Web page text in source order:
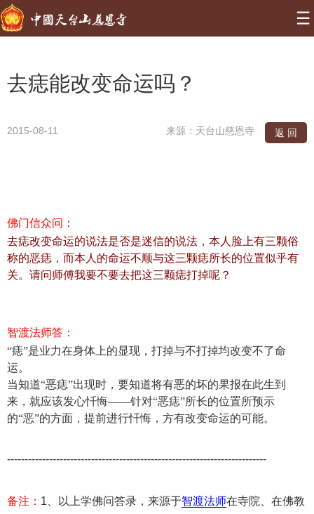
去痣能改变命运吗？
2015-08-11 返 回
来源：天台山慈恩寺
佛门信众问：
去痣改变命运的说法是否是迷信的说法，本人脸上有三颗俗
称的恶痣，而本人的命运不顺与这三颗痣所长的位置似乎有
关。请问师傅我要不要去把这三颗痣打掉呢？
智渡法师答：
“痣”是业力在身体上的显现，打掉与不打掉均改变不了命
运。
当知道“恶痣”出现时，要知道将有恶的坏的果报在此生到
来，就应该发心忏悔——针对“恶痣”所长的位置所预示
的“恶”的方面，提前进行忏悔，方有改变命运的可能。
--------------------------------------------------------------------------
备注： 1、以上学佛问答录，来源于智渡法师在寺院、在佛教